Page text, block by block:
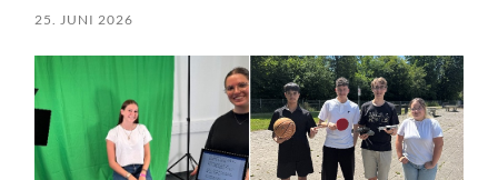
25. JUNI 2026